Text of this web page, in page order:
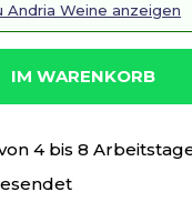
Andria Weine anzeigen
IM WARENKORB
4 bis 8